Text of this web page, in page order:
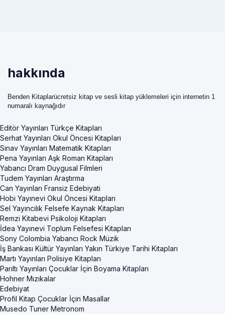
hakkında
Benden Kitaplarücretsiz kitap ve sesli kitap yüklemeleri için internetin 1
numaralı kaynağıdır
Editör Yayınları Türkçe Kitapları
Serhat Yayınları Okul Öncesi Kitapları
Sınav Yayınları Matematik Kitapları
Pena Yayınları Aşk Roman Kitapları
Yabancı Dram Duygusal Filmleri
Tudem Yayınları Araştırma
Can Yayınları Fransiz Edebiyati
Hobi Yayınevi Okul Öncesi Kitapları
Sel Yayıncılık Felsefe Kaynak Kitapları
Remzi Kitabevi Psikoloji Kitapları
İdea Yayınevi Toplum Felsefesi Kitapları
Sony Colombia Yabancı Rock Müzik
İş Bankası Kültür Yayınları Yakın Türkiye Tarihi Kitapları
Martı Yayınları Polisiye Kitapları
Parıltı Yayınları Çocuklar İçin Boyama Kitapları
Hohner Mızıkalar
Edebiyat
Profil Kitap Çocuklar İçin Masallar
Musedo Tuner Metronom